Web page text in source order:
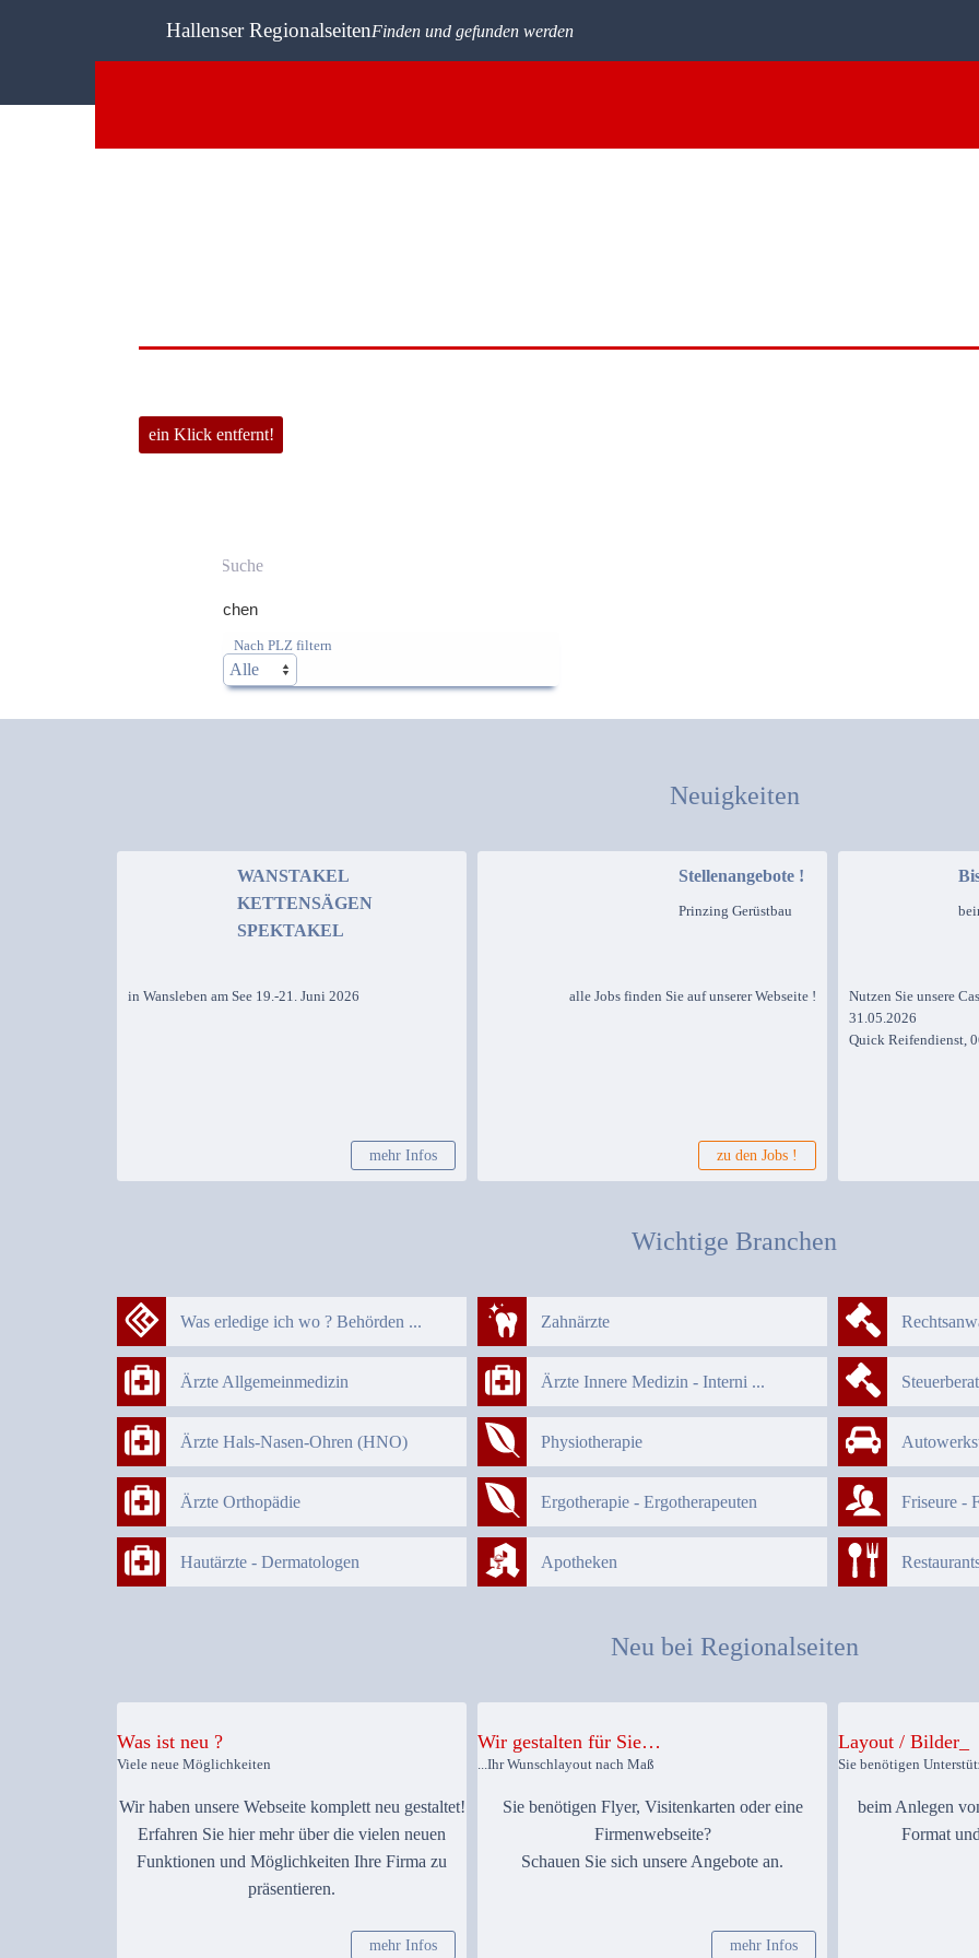
Hallenser RegionalseitenFinden und gefunden werden
ein Klick entfernt!
Suchen
Nach PLZ filtern
Neuigkeiten
WANSTAKEL
KETTENSÄGEN
SPEKTAKEL
See
in Wansleben am See 19.-21. Juni 2026
mehr Infos
Stellenangebote !
Prinzing Gerüstbau
alle Jobs finden Sie auf unserer Webseite !
zu den Jobs !
Nutzen Sie unsere
31.05.2026
Quick Reifendienst,
Wichtige Branchen
Was erledige ich wo ? Behörden ... Zahnärzte
Ärzte Allgemeinmedizin Ärzte Innere Medizin - Interni ...
Ärzte Hals-Nasen-Ohren (HNO) Physiotherapie
Ärzte Orthopädie Ergotherapie - Ergotherapeuten Friseure -
Hautärzte - Dermatologen Apotheken
Neu bei Regionalseiten
Was ist neu ?
Viele neue Möglichkeiten
Wir haben unsere Webseite komplett neu gestaltet!
Erfahren Sie hier mehr über die vielen neuen
Funktionen und Möglichkeiten Ihre Firma zu
präsentieren.
mehr Infos
Wir gestalten für Sie…
...Ihr Wunschlayout nach Maß
Sie benötigen Flyer, Visitenkarten oder eine
Firmenwebseite?
Schauen Sie sich unsere Angebote an.
mehr Infos
Layout / Bilder_
Sie benötigen
beim Anlegen
Format